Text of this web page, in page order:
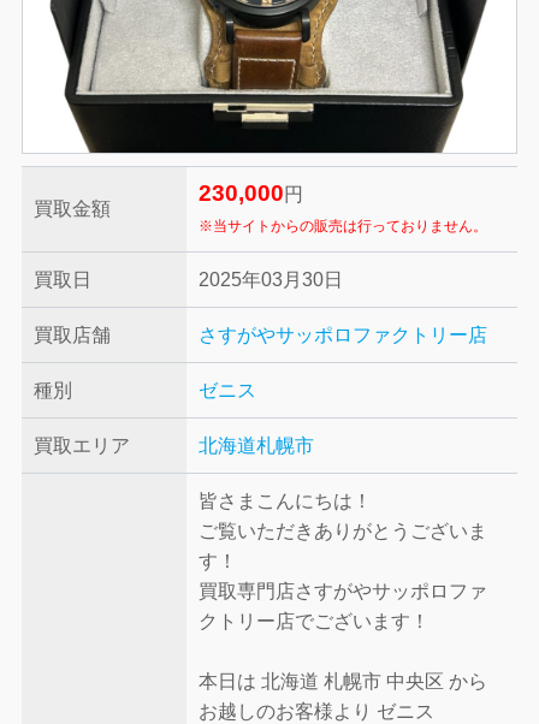
買取金額
230,000 円
※当サイトからの販売は行っておりません。
買取日 2025年03月30日
買取店舗 さすがやサッポロファクトリー店
種別 ゼニス
買取エリア 北海道札幌市
皆さまこんにちは！
ご覧いただきありがとうございま
す！
買取専門店さすがやサッポロファ
クトリー店でございます！
本日は 北海道 札幌市 中央区 から
お越しのお客様より ゼニス